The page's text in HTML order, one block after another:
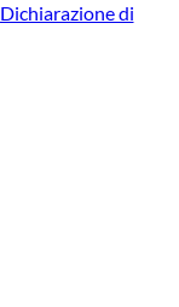
Dichiarazione di